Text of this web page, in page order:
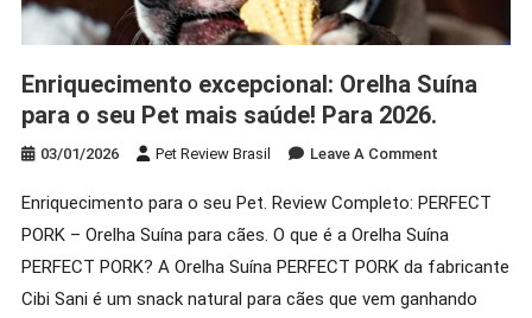
Enriquecimento excepcional: Orelha Suína
para o seu Pet mais saúde! Para 2026.
03/01/2026 Pet Review Brasil Leave A CommentOn
Excepcional:
Orelha
Suína
Para
Enriquecimento para o seu Pet. Review Completo: PERFECT
PORK – Orelha Suína para cães. O que é a Orelha Suína
PERFECT PORK? A Orelha Suína PERFECT PORK da fabricante
Cibi Sani é um snack natural para cães que vem ganhando